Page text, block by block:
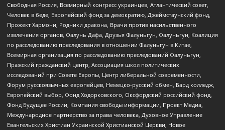
Свободная Россия, Всемирный конгресс украинцев, Атлантический совет,
Человек в беде, Европейский фонд за демократию, Джеймстаунский фонд,
Прожект Хармони, Родники дракона, Врачи против насильственного
извлечения органов, Фалунь Дафа, Друзья Фалуньгун, Фалуньгун, Коалиция
по расследованию преследования в отношении Фалуньгун в Китае,
Всемирная организация по расследованию преследований Фалуньгун,
Пражский гражданский центр, Ассоциация школ политических
исследований при Совете Европы, Центр либеральной современности,
Форум русскоязычных европейцев, Немецко-русский обмен, Бард колледж,
Европейский выбор, Фонд Ходорковского, Оксфордский российский фонд,
Фонд Будущее России, Компания свободы информации, Проект Медиа,
Международное партнерство за права человека, Духовное Управление
Евангельских Христиан Украинской Христианской Церкви, Новое